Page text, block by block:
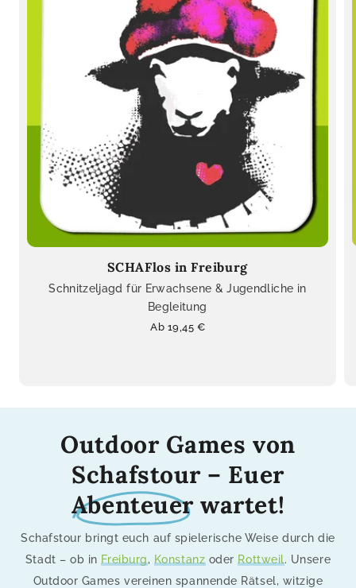
SCHAFlos in Freiburg
Schnitzeljagd für Erwachsene & Jugendliche in
Begleitung
Normaler
Ab 19,45 €
Outdoor Games von
Schafstour – Euer
Abenteuerwartet!
Schafstour bringt euch auf spielerische Weise durch die
Stadt – ob in Freiburg, Konstanz oder Rottweil. Unsere
Outdoor Games vereinen spannende Rätsel, witzige